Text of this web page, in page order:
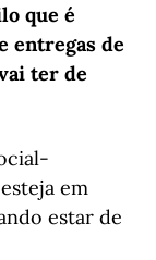
que é
entregas de
ter de
em
estar de